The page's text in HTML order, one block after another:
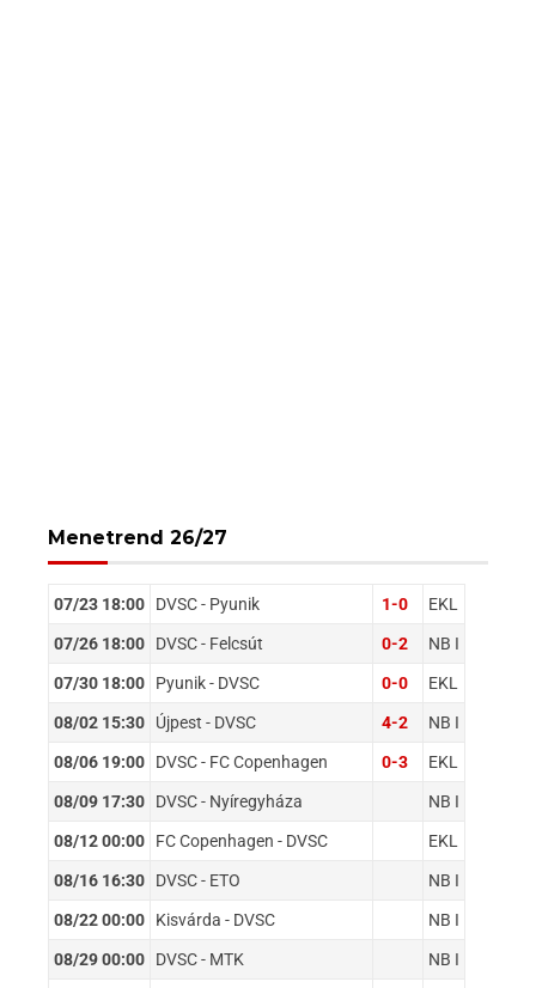
Menetrend 26/27
07/23 18:00 DVSC - Pyunik 1-0 EKL
07/26 18:00 DVSC - Felcsút 0-2 NB I
07/30 18:00 Pyunik - DVSC 0-0 EKL
08/02 15:30 Újpest - DVSC 4-2 NB I
08/06 19:00 DVSC - FC Copenhagen 0-3 EKL
08/09 17:30 DVSC - Nyíregyháza NB I
08/12 00:00 FC Copenhagen - DVSC EKL
08/16 16:30 DVSC - ETO NB I
08/22 00:00 Kisvárda - DVSC NB I
08/29 00:00 DVSC - MTK NB I